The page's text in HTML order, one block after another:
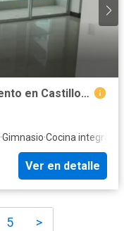
Segrera Mutis arrienda apartamento en Castillogrande
·Gimnasio·Cocina integral
Ver en detalle
5 >